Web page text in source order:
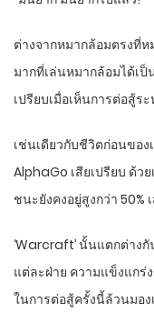
ต่างจากหมากล้อมตรงที่
มากที่เล่นหมากล้อมได้เ
เปรียบเมื่อเห็นการต่อสู้ร
เช่นเดียวกับชีวิตก่อนขอ
AlphaGo เสียเปรียบ ด้ว
ชนะยังคงอยู่สูงกว่า 50%
‘Warcraft’ นั้นแตกต่าง
แต่ละฝ่าย ความแข็งแกร่
ในการต่อสู้ครั้งนี้ล้วนมอ